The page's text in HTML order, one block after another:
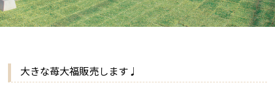
大きな苺大福販売します♩